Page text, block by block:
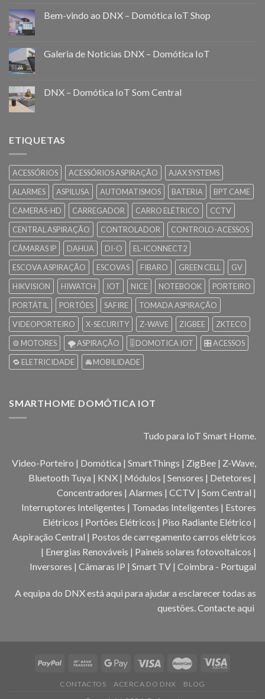
Bem-vindo ao DNX – Domótica IoT Shop
Galeria de Noticias DNX – Domótica IoT
DNX – Domótica IoT Som Central
ETIQUETAS
ACESSÓRIOS ACESSÓRIOS ASPIRAÇÃO
AJAX SYSTEMS
ALARMES
ASPILUSA AUTOMATISMOS BATERIA
BPT CAME
CAMERAS-HD
CARREGADOR CARRO ELÉTRICO
CCTV
CENTRAL ASPIRAÇÃO
CONTROLADOR
CONTROLO-ACESSOS
CÂMARAS IP
DAHUA DI-O
EL-ICONNECT2
ESCOVA ASPIRAÇÃO
ESCOVAS FIBARO GREEN CELL
GV
HIKVISION
HIWATCH IOT NICE NOTEBOOK
PORTEIRO
PORTÁTIL
PORTÕES SAFIRE
TOMADA ASPIRAÇÃO
VIDEOPORTEIRO
X-SECURITY Z-WAVE ZIGBEE
ZKTECO
⚙️ MOTORES
🌪️ ASPIRAÇÃO 🎚️ DOMOTICA IOT
🎛️ ACESSOS
🔁 ELETRICIDADE
🚘 MOBILIDADE
SMARTHOME DOMÓTICA IOT
Tudo para IoT Smart Home.
Video-Porteiro | Domótica | SmartThings | ZigBee | Z-Wave,
Bluetooth Tuya | KNX | Módulos | Sensores | Detetores |
Concentradores | Alarmes | CCTV | Som Central |
Interruptores Inteligentes | Tomadas Inteligentes | Estores
Elétricos | Portões Elétricos | Piso Radiante Elétrico |
Aspiração Central | Postos de carregamento carros elétricos
| Energias Renováveis | Paineis solares fotovoltaicos |
Inversores | Câmaras IP | Smart TV | Coimbra - Portugal
A equipa do DNX está aqui para ajudar a esclarecer todas as
questões.Contacte aqui
CONTACTOS ACERCA DO DNX BLOG